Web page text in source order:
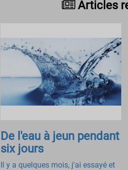
Articles
De l'eau à jeun pendant
six jours
Il y a quelques mois, j'ai essayé et